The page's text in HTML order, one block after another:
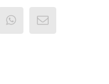
WhatsAppEmail